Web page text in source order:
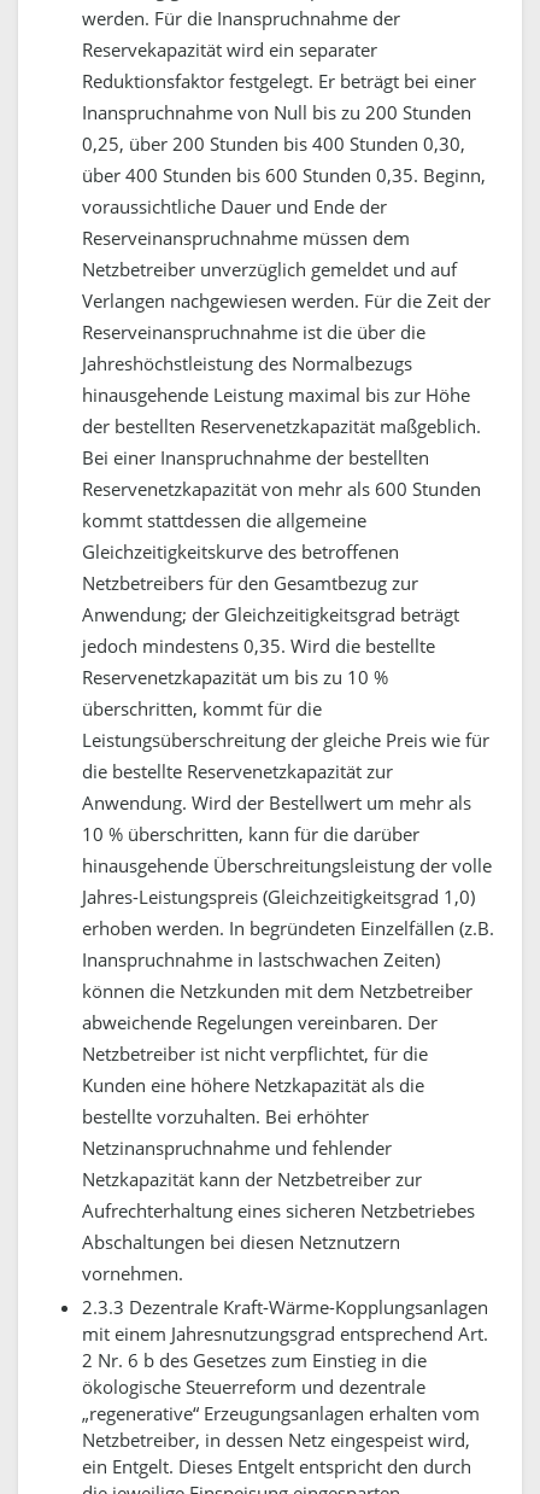
werden. Für die Inanspruchnahme der
Reservekapazität wird ein separater
Reduktionsfaktor festgelegt. Er beträgt bei einer
Inanspruchnahme von Null bis zu 200 Stunden
0,25, über 200 Stunden bis 400 Stunden 0,30,
über 400 Stunden bis 600 Stunden 0,35. Beginn,
voraussichtliche Dauer und Ende der
Reserveinanspruchnahme müssen dem
Netzbetreiber unverzüglich gemeldet und auf
Verlangen nachgewiesen werden. Für die Zeit der
Reserveinanspruchnahme ist die über die
Jahreshöchstleistung des Normalbezugs
hinausgehende Leistung maximal bis zur Höhe
der bestellten Reservenetzkapazität maßgeblich.
Bei einer Inanspruchnahme der bestellten
Reservenetzkapazität von mehr als 600 Stunden
kommt stattdessen die allgemeine
Gleichzeitigkeitskurve des betroffenen
Netzbetreibers für den Gesamtbezug zur
Anwendung; der Gleichzeitigkeitsgrad beträgt
jedoch mindestens 0,35. Wird die bestellte
Reservenetzkapazität um bis zu 10 %
überschritten, kommt für die
Leistungsüberschreitung der gleiche Preis wie für
die bestellte Reservenetzkapazität zur
Anwendung. Wird der Bestellwert um mehr als
10 % überschritten, kann für die darüber
hinausgehende Überschreitungsleistung der volle
Jahres-Leistungspreis (Gleichzeitigkeitsgrad 1,0)
erhoben werden. In begründeten Einzelfällen (z.B.
Inanspruchnahme in lastschwachen Zeiten)
können die Netzkunden mit dem Netzbetreiber
abweichende Regelungen vereinbaren. Der
Netzbetreiber ist nicht verpflichtet, für die
Kunden eine höhere Netzkapazität als die
bestellte vorzuhalten. Bei erhöhter
Netzinanspruchnahme und fehlender
Netzkapazität kann der Netzbetreiber zur
Aufrechterhaltung eines sicheren Netzbetriebes
Abschaltungen bei diesen Netznutzern
vornehmen.
2.3.3 Dezentrale Kraft-Wärme-Kopplungsanlagen
mit einem Jahresnutzungsgrad entsprechend Art.
2 Nr. 6 b des Gesetzes zum Einstieg in die
ökologische Steuerreform und dezentrale
„regenerative“ Erzeugungsanlagen erhalten vom
Netzbetreiber, in dessen Netz eingespeist wird,
ein Entgelt. Dieses Entgelt entspricht den durch